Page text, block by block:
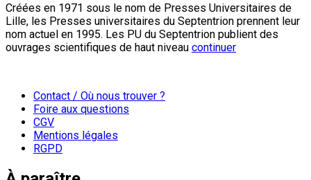
Créées en 1971 sous le nom de Presses Universitaires de
Lille, les Presses universitaires du Septentrion prennent leur
nom actuel en 1995. Les PU du Septentrion publient des
ouvrages scientifiques de haut niveau continuer
Contact / Où nous trouver ?
Foire aux questions
CGV
Mentions légales
RGPD